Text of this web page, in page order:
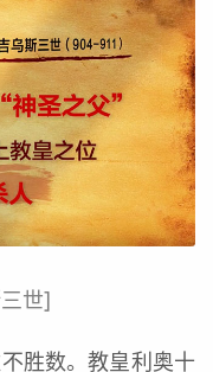
世]
胜数。教皇利奥十